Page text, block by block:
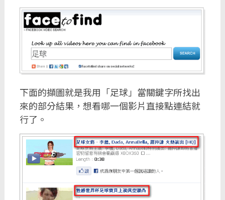
下面的擷圖就是我用「足球」當關鍵字所找出
來的部分結果，想看哪一個影片直接點連結就
行了。